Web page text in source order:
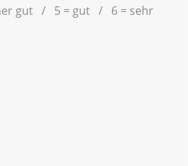
gut / 5 = gut / 6 = sehr